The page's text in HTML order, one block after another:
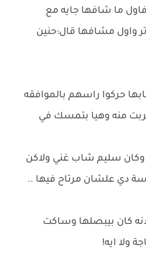
ما شافها جايه مع
واول مشافها قال:حنين
حركوا راسهم بالموافقه
منه وهيا بتمسك في
سليم شاب غني ولاكن
دي علشان مرتاح فيها ..
كان بيبصلها وساكت
ولا ايه!